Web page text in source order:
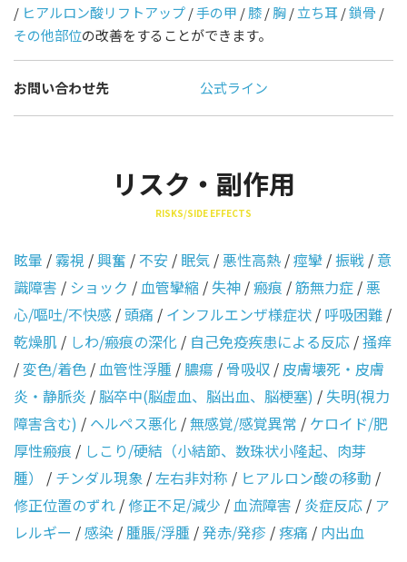
/ ヒアルロン酸リフトアップ/手の甲 /膝/胸/立ち耳/鎖骨 /
その他部位の改善をすることができます。
お問い合わせ先 公式ライン
リスク・副作用
RISKS/SIDE EFFECTS
眩暈 /霧視 /興奮 / 不安 / 眠気 /悪性高熱 /痙攣 /振戦 / 意
識障害 / ショック /血管攣縮 /失神 /瘢痕 /筋無力症 /悪
心/嘔吐/不快感 /頭痛 / インフルエンザ様症状 / 呼吸困難 /
乾燥肌 / しわ/瘢痕の深化 / 自己免疫疾患による反応 /掻痒
/変色/着色 /血管性浮腫 /膿瘍 / 骨吸収 / 皮膚壊死・皮膚
炎・静脈炎 /脳卒中(脳虚血、脳出血、脳梗塞) /失明(視力
障害含む) / ヘルペス悪化 /無感覚/感覚異常 / ケロイド/肥
厚性瘢痕 / しこり/硬結（小結節、数珠状小隆起、肉芽
腫）
/ チンダル現象 /左右非対称 / ヒアルロン酸の移動 /
修正位置のずれ /修正不足/減少 /血流障害 / 炎症反応 / ア
レルギー /感染 /腫脹/浮腫 /発赤/発疹 /疼痛 / 内出血